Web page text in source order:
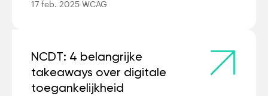
17 feb. 2025 WCAG
NCDT: 4 belangrijke
takeaways over digitale
toegankelijkheid